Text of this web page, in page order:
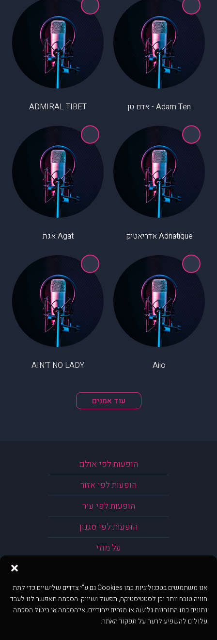
אנו משתמשים בטכנולוגיות כמו Cookies גם ע"י צדדים שלישיים כדי לתת
חוויה טובה יותר וכן לסטטיסטיקה, תפעול ושיווק. הסכמה תאפשר לנו לעבד
נתונים כמו התנהגות גלישה או מזהים ייחודיים. אי־הסכמה או ביטול הסכמה
עלולים להשפיע לרעה על תפקוד האתר.
Adam Ten - אדם טן ADMIRAL TIBET
Adriatique אדריאטיק Agat אגת
Aiio
AIN'T NO LADY
עוד אמנים
הופעות לפי אולם
הופעות לפי אזור
הופעות לפי עיר
הופעות לפי סגנון
על מוזי